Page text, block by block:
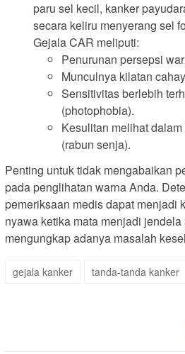
paru sel kecil, kanker
secara keliru menyerang sel
Gejala CAR meliputi:
Penurunan persepsi
Munculnya kilatan
Sensitivitas berlebih
(photophobia).
Kesulitan melihat
(rabun senja).
Penting untuk tidak mengabaikan
pada penglihatan warna Anda.
pemeriksaan medis dapat menjadi
nyawa ketika mata menjadi jendela
mengungkap adanya masalah
gejala kanker tanda-tanda kanker